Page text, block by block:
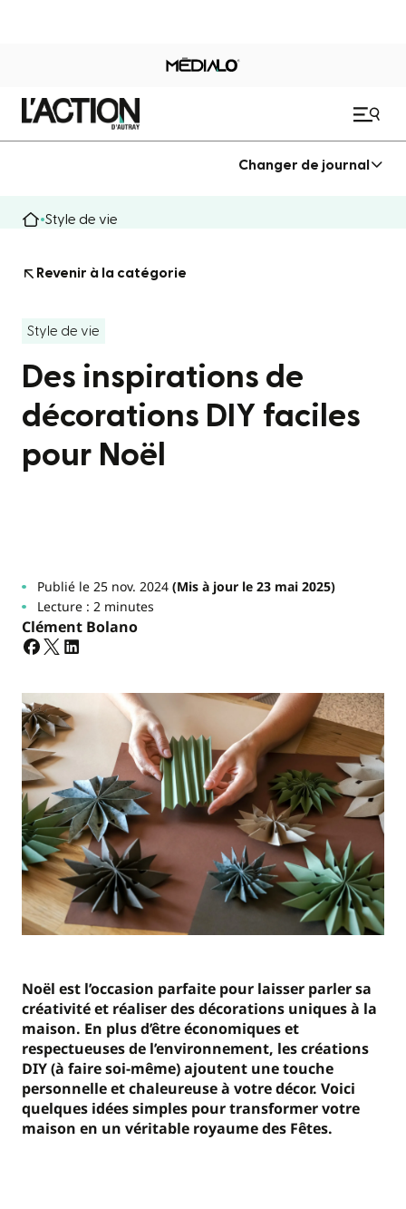
Changer de journal
Style de vie
Revenir à la catégorie
Style de vie
Des inspirations de
décorations DIY faciles
pour Noël
Publié le 25 nov. 2024(Mis à jour le 23 mai 2025)
Lecture : 2 minutes
Clément Bolano
Noël est l’occasion parfaite pour laisser parler sa
créativité et réaliser des décorations uniques à la
maison. En plus d’être économiques et
respectueuses de l’environnement, les créations
DIY (à faire soi-même) ajoutent une touche
personnelle et chaleureuse à votre décor. Voici
quelques idées simples pour transformer votre
maison en un véritable royaume des Fêtes.